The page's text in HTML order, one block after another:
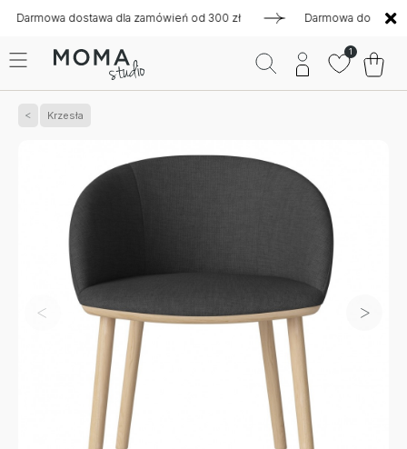
dostawa dla zamówień od 300 zł Darmowa dostawa dla
1
Krzesła